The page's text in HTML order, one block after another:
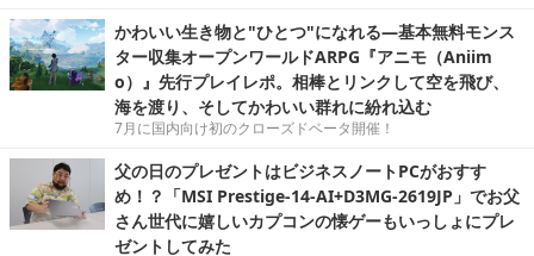
かわいい生き物と"ひとつ"になれる―基本無料モンス
ター収集オープンワールドARPG『アニモ（Aniim
o）』先行プレイレポ。相棒とリンクして空を飛び、
海を渡り、そしてかわいい群れに紛れ込む
7月に国内向け初のクローズドベータ開催！
父の日のプレゼントはビジネスノートPCがおすす
め！？「MSI Prestige-14-AI+D3MG-2619JP」でお父
さん世代に嬉しいカプコンの懐ゲーもいっしょにプレ
ゼントしてみた